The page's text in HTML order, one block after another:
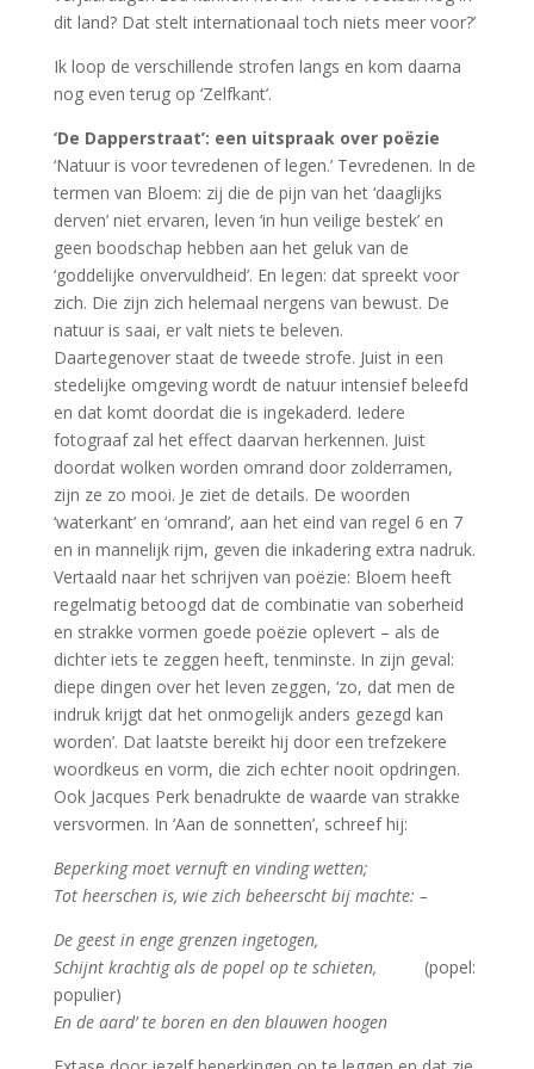
dit land? Dat stelt internationaal toch niets meer voor?’
Ik loop de verschillende strofen langs en kom daarna
nog even terug op ‘Zelfkant’.
‘De Dapperstraat’: een uitspraak over poëzie
‘Natuur is voor tevredenen of legen.’ Tevredenen. In de
termen van Bloem: zij die de pijn van het ‘daaglijks
derven’ niet ervaren, leven ‘in hun veilige bestek’ en
geen boodschap hebben aan het geluk van de
‘goddelijke onvervuldheid’. En legen: dat spreekt voor
zich. Die zijn zich helemaal nergens van bewust. De
natuur is saai, er valt niets te beleven.
Daartegenover staat de tweede strofe. Juist in een
stedelijke omgeving wordt de natuur intensief beleefd
en dat komt doordat die is ingekaderd. Iedere
fotograaf zal het effect daarvan herkennen. Juist
doordat wolken worden omrand door zolderramen,
zijn ze zo mooi. Je ziet de details. De woorden
‘waterkant’ en ‘omrand’, aan het eind van regel 6 en 7
en in mannelijk rijm, geven die inkadering extra nadruk.
Vertaald naar het schrijven van poëzie: Bloem heeft
regelmatig betoogd dat de combinatie van soberheid
en strakke vormen goede poëzie oplevert – als de
dichter iets te zeggen heeft, tenminste. In zijn geval:
diepe dingen over het leven zeggen, ‘zo, dat men de
indruk krijgt dat het onmogelijk anders gezegd kan
worden’. Dat laatste bereikt hij door een trefzekere
woordkeus en vorm, die zich echter nooit opdringen.
Ook Jacques Perk benadrukte de waarde van strakke
versvormen. In ‘Aan de sonnetten’, schreef hij:
Beperking moet vernuft en vinding wetten;
Tot heerschen is, wie zich beheerscht bij machte: –
De geest in enge grenzen ingetogen,
Schijnt krachtig als de popel op te schieten, (popel:
populier)
En de aard’ te boren en den blauwen hoogen